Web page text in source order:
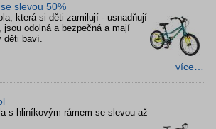
slevou 50%
která si děti zamilují - usnadňují
odolná a bezpečná a mají
děti baví.
více…
s hliníkovým rámem se slevou až